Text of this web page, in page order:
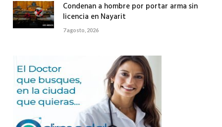
Condenan a hombre por portar arma sin
licencia en Nayarit
7 agosto, 2026